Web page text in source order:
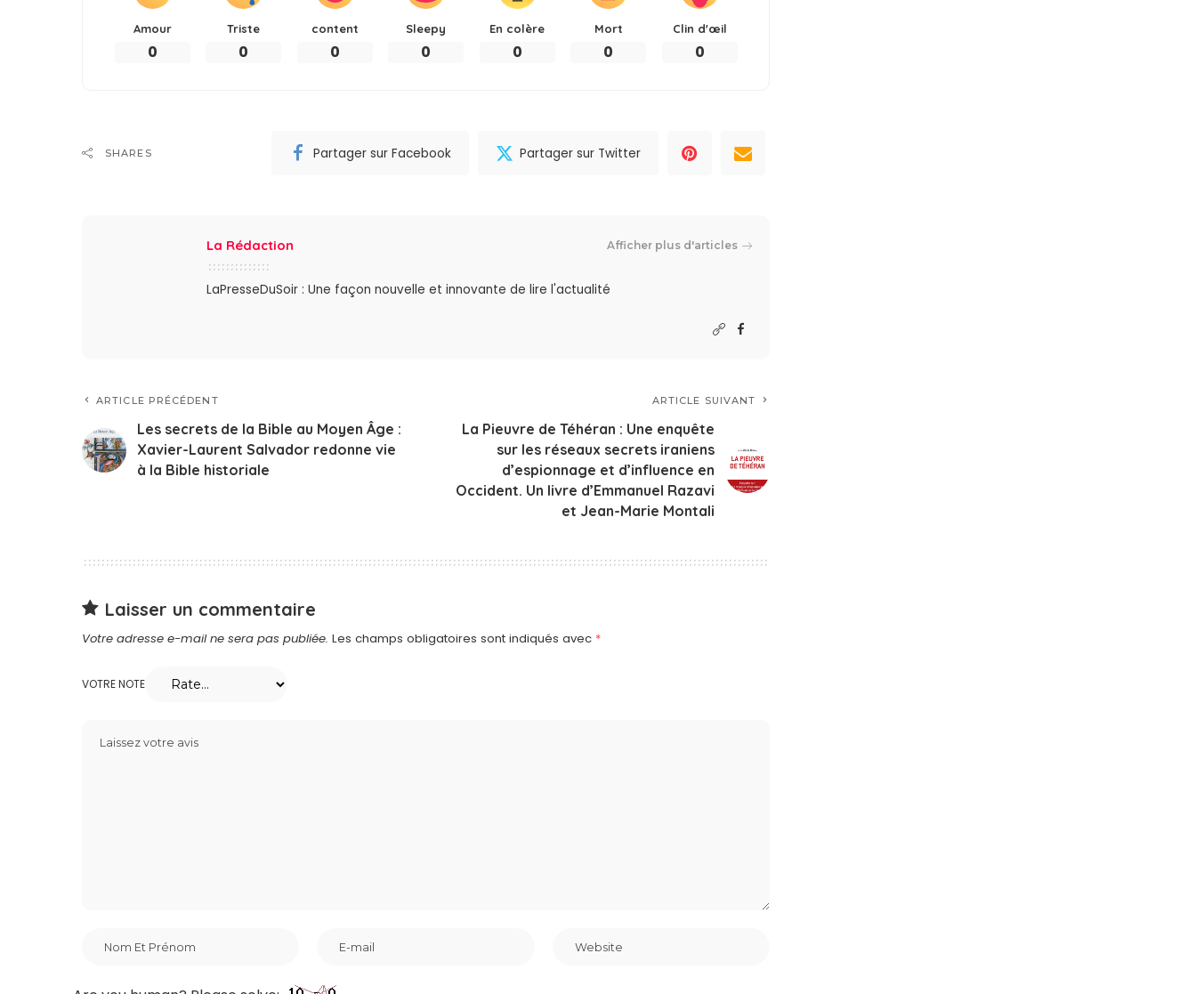
Amour
0
Triste
0
content
0
Sleepy
0
En colère
0
Mort
0
Clin d'œil
0
SHARES Partager sur Facebook Partager sur Twitter
La Rédaction Afficher plus d'articles
LaPresseDuSoir : Une façon nouvelle et innovante de lire l'actualité
ARTICLE PRÉCÉDENT
Les secrets de la Bible au Moyen Âge :
Xavier-Laurent Salvador redonne vie
à la Bible historiale
ARTICLE SUIVANT
La Pieuvre de Téhéran : Une enquête
sur les réseaux secrets iraniens
d’espionnage et d’influence en
Occident. Un livre d’Emmanuel Razavi
et Jean-Marie Montali
Laisser un commentaire
Votre adresse e-mail ne sera pas publiée. Les champs obligatoires sont indiqués avec *
VOTRE NOTE